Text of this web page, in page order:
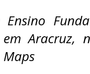
Ensino
Aracruz,